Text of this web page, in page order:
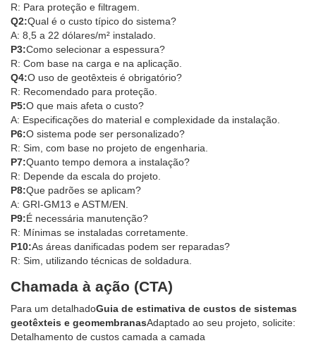
R: Para proteção e filtragem.
Q2:Qual é o custo típico do sistema?
A: 8,5 a 22 dólares/m² instalado.
P3:Como selecionar a espessura?
R: Com base na carga e na aplicação.
Q4:O uso de geotêxteis é obrigatório?
R: Recomendado para proteção.
P5:O que mais afeta o custo?
A: Especificações do material e complexidade da instalação.
P6:O sistema pode ser personalizado?
R: Sim, com base no projeto de engenharia.
P7:Quanto tempo demora a instalação?
R: Depende da escala do projeto.
P8:Que padrões se aplicam?
A: GRI-GM13 e ASTM/EN.
P9:É necessária manutenção?
R: Mínimas se instaladas corretamente.
P10:As áreas danificadas podem ser reparadas?
R: Sim, utilizando técnicas de soldadura.
Chamada à ação (CTA)
Para um detalhadoGuia de estimativa de custos de sistemas
geotêxteis e geomembranasAdaptado ao seu projeto, solicite:
Detalhamento de custos camada a camada